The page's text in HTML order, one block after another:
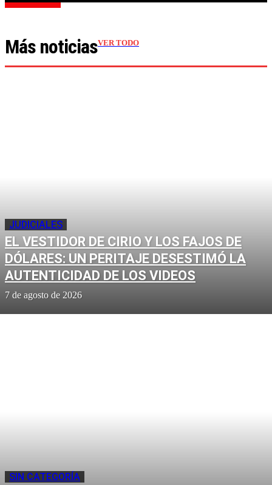
Más noticiasVER TODO
JUDICIALES
EL VESTIDOR DE CIRIO Y LOS FAJOS DE
DÓLARES: UN PERITAJE DESESTIMÓ LA
AUTENTICIDAD DE LOS VIDEOS
7 de agosto de 2026
SIN CATEGORÍA